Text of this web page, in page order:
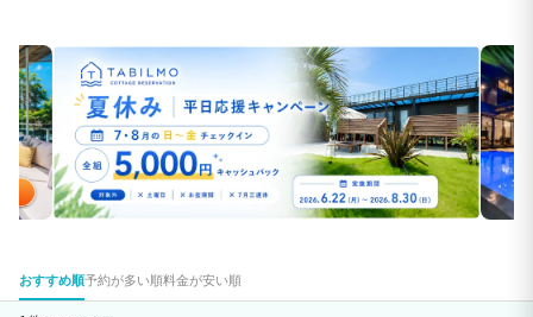
おすすめ順予約が多い順料金が安い順